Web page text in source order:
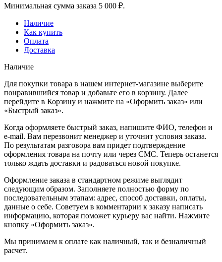
Минимальная сумма заказа 5 000 ₽.
Наличие
Как купить
Оплата
Доставка
Наличие
Для покупки товара в нашем интернет-магазине выберите
понравившийся товар и добавьте его в корзину. Далее
перейдите в Корзину и нажмите на «Оформить заказ» или
«Быстрый заказ».
Когда оформляете быстрый заказ, напишите ФИО, телефон и
e-mail. Вам перезвонит менеджер и уточнит условия заказа.
По результатам разговора вам придет подтверждение
оформления товара на почту или через СМС. Теперь останется
только ждать доставки и радоваться новой покупке.
Оформление заказа в стандартном режиме выглядит
следующим образом. Заполняете полностью форму по
последовательным этапам: адрес, способ доставки, оплаты,
данные о себе. Советуем в комментарии к заказу написать
информацию, которая поможет курьеру вас найти. Нажмите
кнопку «Оформить заказ».
Мы принимаем к оплате как наличный, так и безналичный
расчет.